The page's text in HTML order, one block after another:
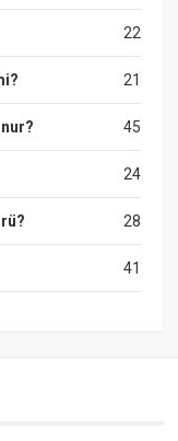
22
21
45
24
28
41